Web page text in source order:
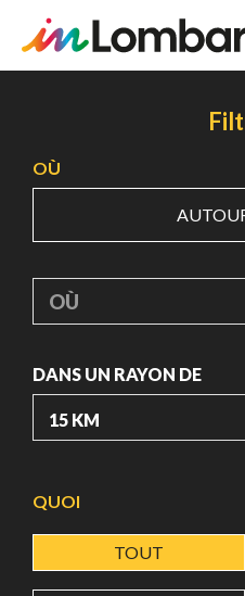
principal
OÙ
OÙ
DANS UN RAYON DE
LATITUDE
QUOI
TOUT